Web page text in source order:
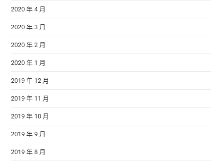
2020 年 4 月
2020 年 3 月
2020 年 2 月
2020 年 1 月
2019 年 12 月
2019 年 11 月
2019 年 10 月
2019 年 9 月
2019 年 8 月